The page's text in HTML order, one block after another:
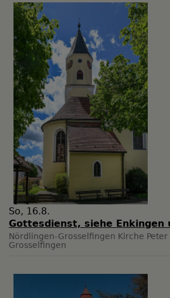
So, 16.8.
Gottesdienst, siehe Enkingen
Nördlingen-Grosselfingen Kirche Peter
Grosselfingen